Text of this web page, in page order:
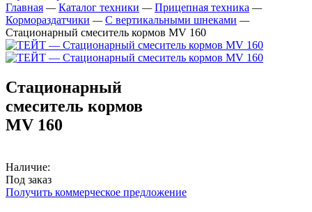
Главная — Каталог техники — Прицепная техника —
Кормораздатчики — С вертикальными шнеками —
Стационарный смеситель кормов MV 160
Стационарный
смеситель кормов
MV 160
Наличие:
Под заказ
Получить коммерческое предложение